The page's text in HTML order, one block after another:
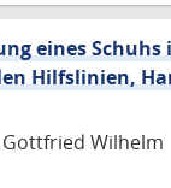
eines Schuhs
Hilfslinien,
Gottfried Wilhelm